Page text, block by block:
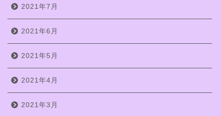
2021年7月
2021年6月
2021年5月
2021年4月
2021年3月